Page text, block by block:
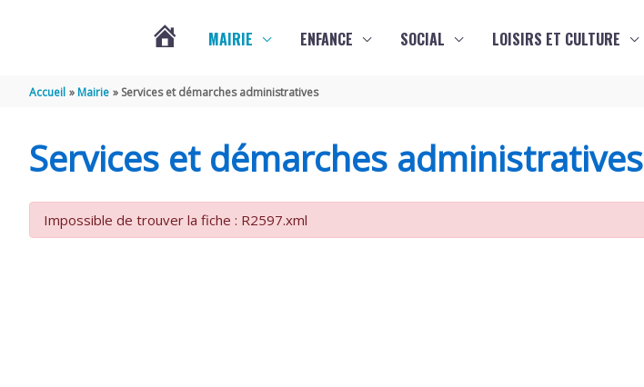
MAIRIE ENFANCE SOCIAL LOISIRS ET CULTURE
Accueil Mairie Services et démarches administratives
Services et démarches administratives
Impossible de trouver la fiche : R2597.xml